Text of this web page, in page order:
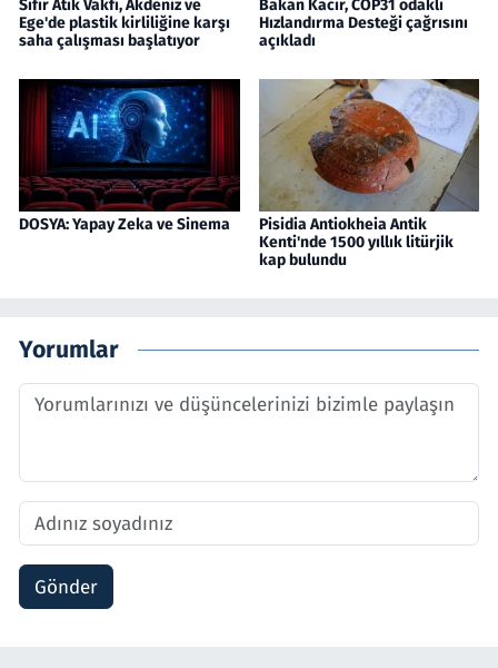
Sıfır Atık Vakfı, Akdeniz ve
Ege'de plastik kirliliğine karşı
saha çalışması başlatıyor
Bakan Kacır, COP31 odaklı
Hızlandırma Desteği çağrısını
açıkladı
DOSYA: Yapay Zeka ve Sinema
Pisidia Antiokheia Antik
Kenti'nde 1500 yıllık litürjik
kap bulundu
Yorumlar
Gönder